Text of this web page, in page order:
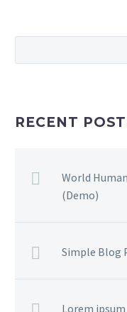
RECENT
World
(Demo)
Simple Blog
Lorem